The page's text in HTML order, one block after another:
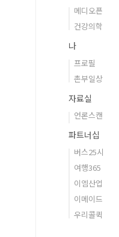
메디오픈
건강의학
나
프로필
촌부일상
자료실
언론스캔
파트너십
버스25시
여행365
이엠산업
이메이드
우리콜퀵